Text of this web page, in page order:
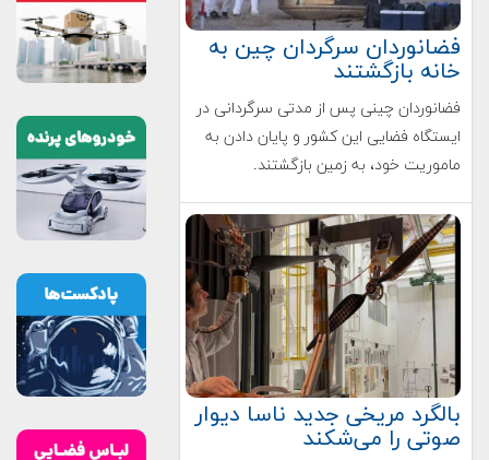
فضانوردان سرگردان چین به
خانه بازگشتند
فضانوردان چینی پس از مدتی سرگردانی در
ایستگاه فضایی این کشور و پایان دادن به
ماموریت خود، به زمین بازگشتند.
بالگرد مریخی جدید ناسا دیوار
صوتی را می‌شکند